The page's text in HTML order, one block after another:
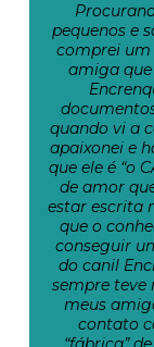
pequenos e
comprei um
amiga
quando vi a
apaixonei e
que ele é “o
de amor
estar escrita
que o
conseguir
do canil
sempre teve
meus
contato